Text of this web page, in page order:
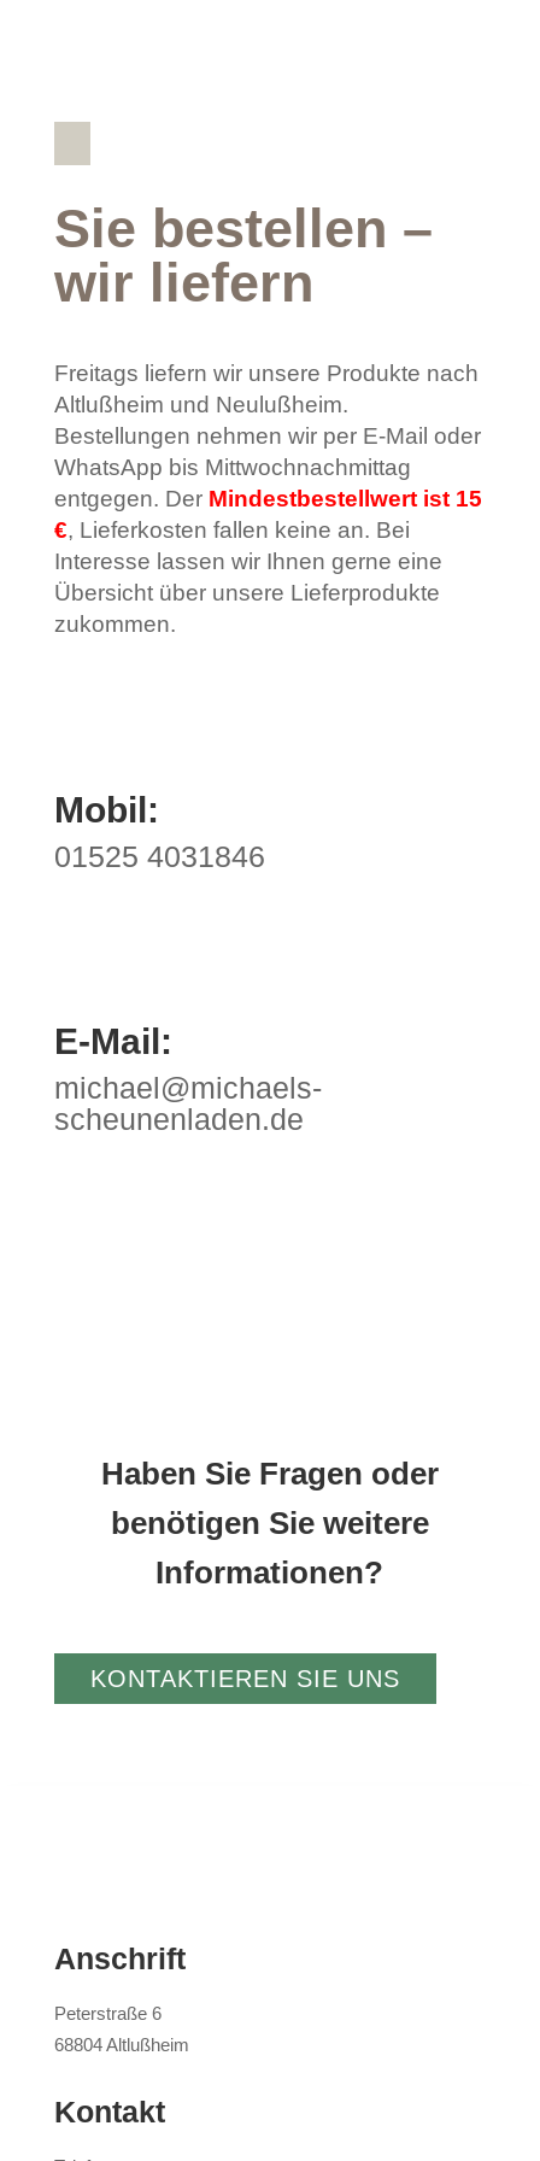
Sie bestellen –
wir liefern
Freitags liefern wir unsere Produkte nach
Altlußheim und Neulußheim.
Bestellungen nehmen wir per E-Mail oder
WhatsApp bis Mittwochnachmittag
entgegen. Der Mindestbestellwert ist 15
€, Lieferkosten fallen keine an. Bei
Interesse lassen wir Ihnen gerne eine
Übersicht über unsere Lieferprodukte
zukommen.
Mobil:
01525 4031846
E-Mail:
michael@michaels-
scheunenladen.de
Haben Sie Fragen oder
benötigen Sie weitere
Informationen?
KONTAKTIEREN SIE UNS
Anschrift
Peterstraße 6
68804 Altlußheim
Kontakt